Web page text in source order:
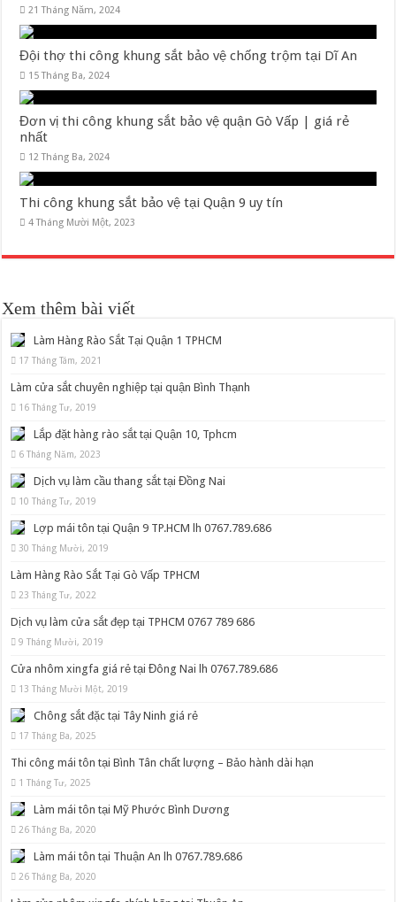
21 Tháng Năm, 2024
Đội thợ thi công khung sắt bảo vệ chống trộm tại Dĩ An
15 Tháng Ba, 2024
Đơn vị thi công khung sắt bảo vệ quận Gò Vấp | giá rẻ
nhất
12 Tháng Ba, 2024
Thi công khung sắt bảo vệ tại Quận 9 uy tín
4 Tháng Mười Một, 2023
Xem thêm bài viết
Làm Hàng Rào Sắt Tại Quận 1 TPHCM
17 Tháng Tám, 2021
Làm cửa sắt chuyên nghiệp tại quận Bình Thạnh
16 Tháng Tư, 2019
Lắp đặt hàng rào sắt tại Quận 10, Tphcm
6 Tháng Năm, 2023
Dịch vụ làm cầu thang sắt tại Đồng Nai
10 Tháng Tư, 2019
Lợp mái tôn tại Quận 9 TP.HCM lh 0767.789.686
30 Tháng Mười, 2019
Làm Hàng Rào Sắt Tại Gò Vấp TPHCM
23 Tháng Tư, 2022
Dịch vụ làm cửa sắt đẹp tại TPHCM 0767 789 686
9 Tháng Mười, 2019
Cửa nhôm xingfa giá rẻ tại Đông Nai lh 0767.789.686
13 Tháng Mười Một, 2019
Chông sắt đặc tại Tây Ninh giá rẻ
17 Tháng Ba, 2025
Thi công mái tôn tại Bình Tân chất lượng – Bảo hành dài hạn
1 Tháng Tư, 2025
Làm mái tôn tại Mỹ Phước Bình Dương
26 Tháng Ba, 2020
Làm mái tôn tại Thuận An lh 0767.789.686
26 Tháng Ba, 2020